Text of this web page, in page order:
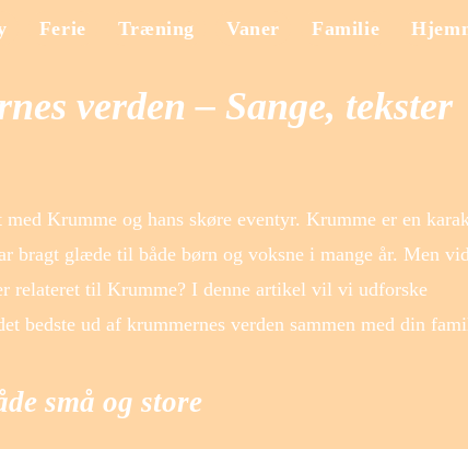
Ferie Træning Vaner Familie
verden – Sange, tekster
Krumme og hans skøre eventyr. Krumme er en
bragt glæde til både børn og voksne i mange år. Men
relateret til Krumme? I denne artikel vil vi udforske
bedste ud af krummernes verden sammen med din
små og store